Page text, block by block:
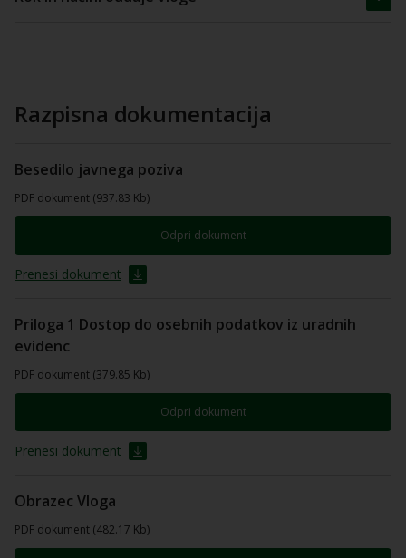
Razpisna dokumentacija
Besedilo javnega poziva
PDF dokument (937.83 Kb)
Odpri dokument
Prenesi dokument
Priloga 1 Dostop do osebnih podatkov iz uradnih
evidenc
PDF dokument (379.85 Kb)
Odpri dokument
Prenesi dokument
Obrazec Vloga
PDF dokument (482.17 Kb)